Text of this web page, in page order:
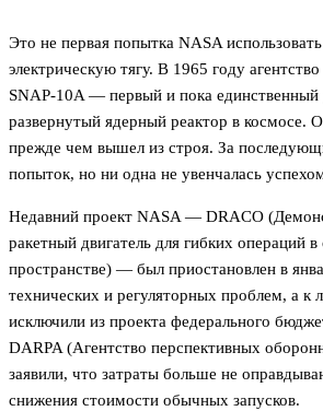
Это не первая попытка NASA
электрическую тягу. В 1965 году
SNAP-10A — первый и пока
развернутый ядерный реактор в космосе.
прежде чем вышел из строя. За
попыток, но ни одна не увенчалась
Недавний проект NASA — DRACO
ракетный двигатель для гибких операций
пространстве) — был приостановлен в
технических и регуляторных проблем, а к
исключили из проекта федерального
DARPA (Агентство перспективных
заявили, что затраты больше не
снижения стоимости обычных запусков.